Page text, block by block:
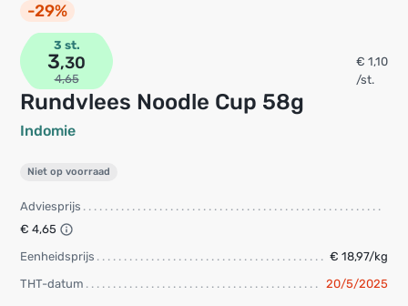
-29%
Rundvlees Noodle Cup 58g
Indomie
3 st.
3,30
4,65
€ 1,10
/st.
Niet op voorraad
Adviesprijs
€ 4,65
Eenheidsprijs
€ 18,97/kg
THT-datum
20/5/2025